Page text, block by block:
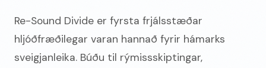
Re-Sound Divide er fyrsta frjálsstæðar
hljóðfræðilegar varan hannað fyrir hámarks
sveigjanleika. Búðu til rýmissskiptingar,